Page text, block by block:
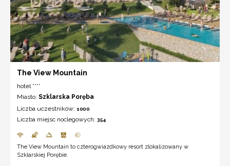
The View Mountain
hotel ****
Miasto: Szklarska Poręba
Liczba uczestników: 1000
Liczba miejsc noclegowych: 354
The View Mountain to czterogwiazdkowy resort zlokalizowany w
Szklarskiej Porębie.